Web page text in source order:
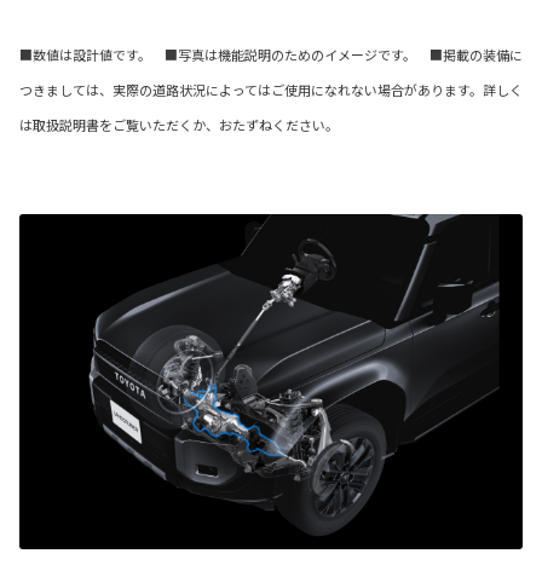
■数値は設計値です。 ■写真は機能説明のためのイメージです。 ■掲載の装備に
つきましては、実際の道路状況によってはご使用になれない場合があります。詳しく
は取扱説明書をご覧いただくか、おたずねください。